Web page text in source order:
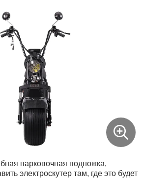
парковочная подножка,
электроскутер там, где это будет